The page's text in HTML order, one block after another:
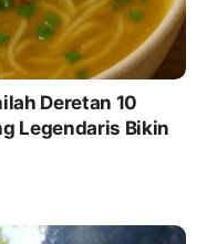
Deretan 10
Legendaris Bikin